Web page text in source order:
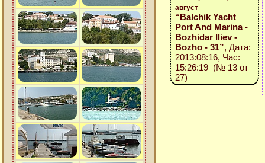
август
“Balchik Yacht
Port And Marina -
Bozhidar Iliev -
Bozho - 31”, Дата:
2013:08:16, Час:
15:26:19 (№ 13 от
27)